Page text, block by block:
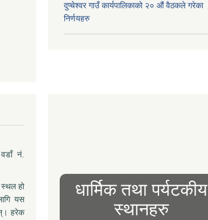
दुप्चेश्वर गाउँ कार्यपालिकाको २० औं वैठकले गरेका
निर्णयहरु
नं.
स्थल हो
यस
हरेक
धार्मिक तथा पर्यटकीय
स्थानहरु